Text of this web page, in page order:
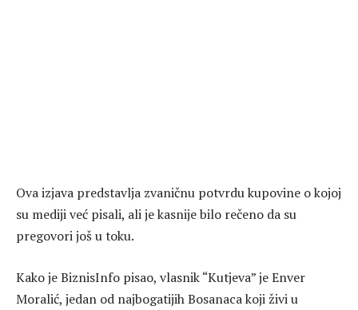
Ova izjava predstavlja zvaničnu potvrdu kupovine o kojoj
su mediji već pisali, ali je kasnije bilo rečeno da su
pregovori još u toku.
Kako je BiznisInfo pisao, vlasnik “Kutjeva” je Enver
Moralić, jedan od najbogatijih Bosanaca koji živi u